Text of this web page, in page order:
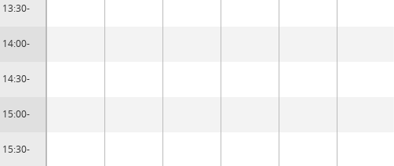
13:30-
14:00-
14:30-
15:00-
15:30-